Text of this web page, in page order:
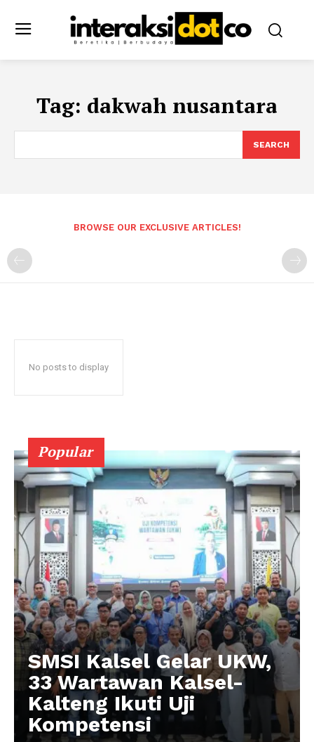
Tag: dakwah nusantara
SEARCH
BROWSE OUR EXCLUSIVE ARTICLES!
No posts to display
Popular
SMSI Kalsel Gelar UKW,
33 Wartawan Kalsel-
Kalteng Ikuti Uji
Kompetensi